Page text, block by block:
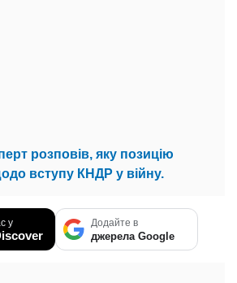
розповів, яку позицію
вступу КНДР у війну.
у Додайте в
джерела Google